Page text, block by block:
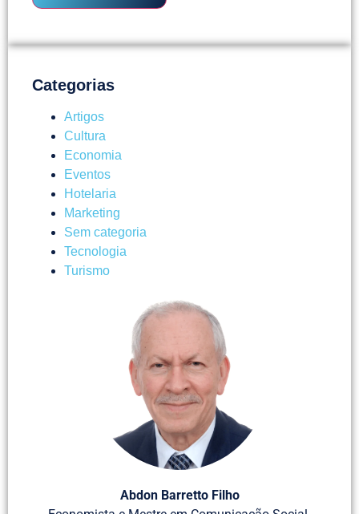
Categorias
Artigos
Cultura
Economia
Eventos
Hotelaria
Marketing
Sem categoria
Tecnologia
Turismo
Abdon Barretto Filho